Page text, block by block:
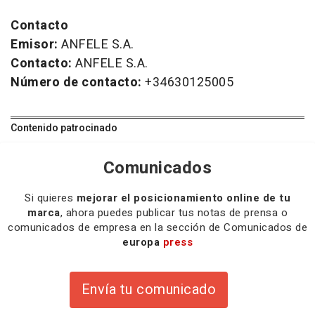
Contacto
Emisor: ANFELE S.A.
Contacto: ANFELE S.A.
Número de contacto: +34630125005
Contenido patrocinado
Comunicados
Si quieres mejorar el posicionamiento online de tu
marca, ahora puedes publicar tus notas de prensa o
comunicados de empresa en la sección de Comunicados de
europa press
Envía tu comunicado